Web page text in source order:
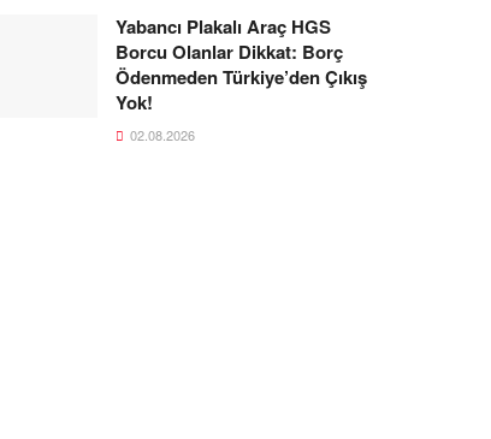
Yabancı Plakalı Araç HGS
Borcu Olanlar Dikkat: Borç
Ödenmeden Türkiye’den Çıkış
Yok!
02.08.2026